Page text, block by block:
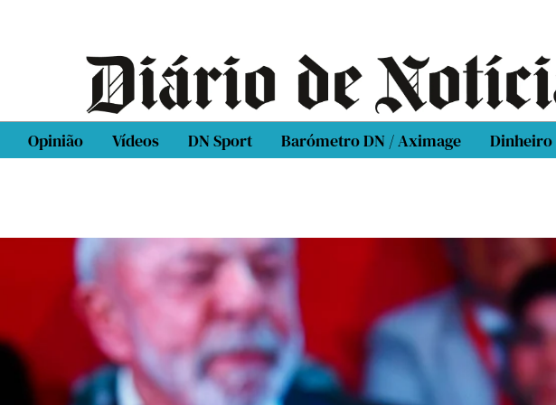
Opinião Vídeos DN Sport Barómetro DN / Aximage Dinheiro